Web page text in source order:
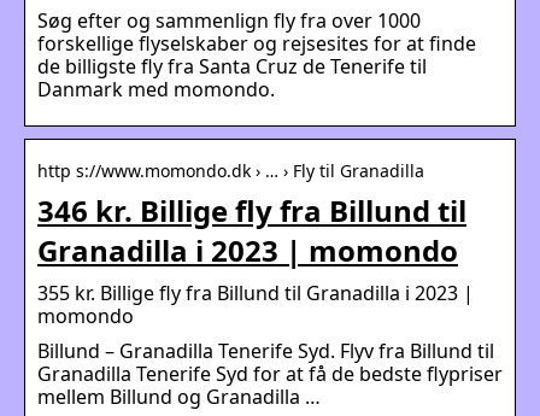
Søg efter og sammenlign fly fra over 1000
forskellige flyselskaber og rejsesites for at finde
de billigste fly fra Santa Cruz de Tenerife til
Danmark med momondo.
http s://www.momondo.dk › … › Fly til Granadilla
346 kr. Billige fly fra Billund til
Granadilla i 2023 | momondo
355 kr. Billige fly fra Billund til Granadilla i 2023 |
momondo
Billund – Granadilla Tenerife Syd. Flyv fra Billund til
Granadilla Tenerife Syd for at få de bedste flypriser
mellem Billund og Granadilla …